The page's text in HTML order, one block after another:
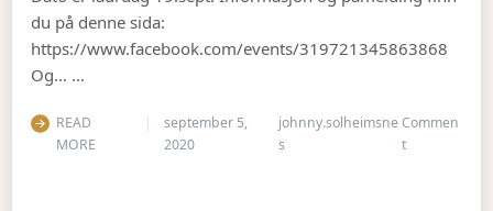
du på denne sida:
https://www.facebook.com/events/319721345863868
Og… …
READ
MORE
september 5,
2020
johnny.solheimsne
s
Commen
ton Gubbetur